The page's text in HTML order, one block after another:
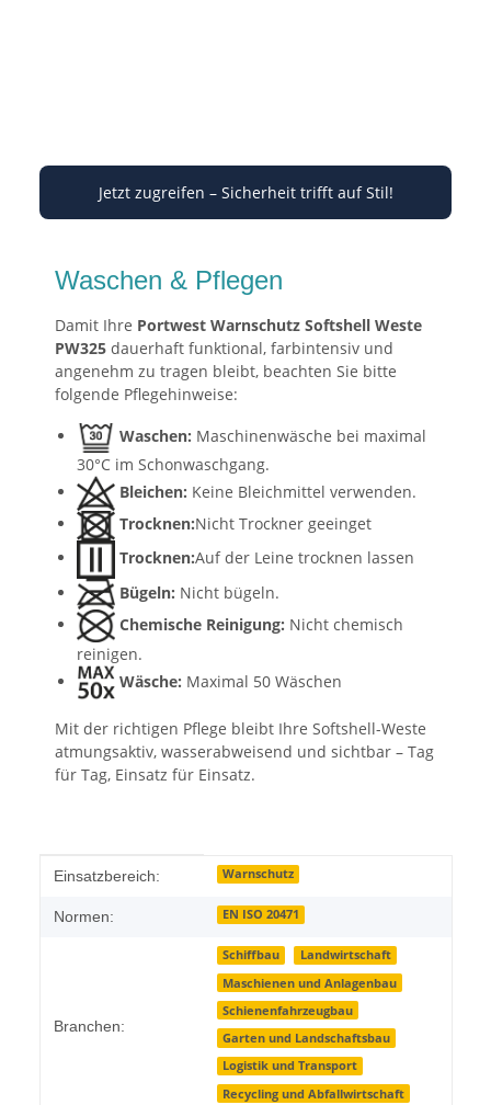
Jetzt zugreifen – Sicherheit trifft auf Stil!
Waschen & Pflegen
Damit Ihre Portwest Warnschutz Softshell Weste
PW325 dauerhaft funktional, farbintensiv und
angenehm zu tragen bleibt, beachten Sie bitte
folgende Pflegehinweise:
Waschen: Maschinenwäsche bei maximal
30°C im Schonwaschgang.
Bleichen: Keine Bleichmittel verwenden.
Trocknen:Nicht Trockner geeinget
Trocknen:Auf der Leine trocknen lassen
Bügeln: Nicht bügeln.
Chemische Reinigung: Nicht chemisch
reinigen.
Wäsche: Maximal 50 Wäschen
Mit der richtigen Pflege bleibt Ihre Softshell-Weste
atmungsaktiv, wasserabweisend und sichtbar – Tag
für Tag, Einsatz für Einsatz.
Produkteigenschaft
Wert
Einsatzbereich: Warnschutz
Normen: EN ISO 20471
Branchen:
Schiffbau
Landwirtschaft
Maschienen und Anlagenbau
Schienenfahrzeugbau
Garten und Landschaftsbau
Logistik und Transport
Recycling und Abfallwirtschaft